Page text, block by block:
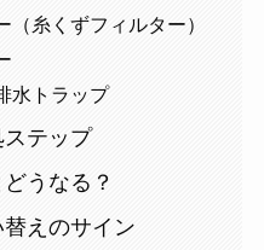
糸くずフィルター）
水トラップ
テップ
うなる？
えのサイン